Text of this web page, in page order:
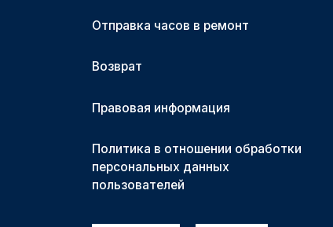
Отправка часов в ремонт
Возврат
Правовая информация
Политика в отношении обработки
персональных данных
пользователей